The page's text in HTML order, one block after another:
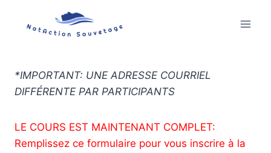
*IMPORTANT: UNE ADRESSE COURRIEL
DIFFÉRENTE PAR PARTICIPANTS
LE COURS EST MAINTENANT COMPLET:
Remplissez ce formulaire pour vous inscrire à la